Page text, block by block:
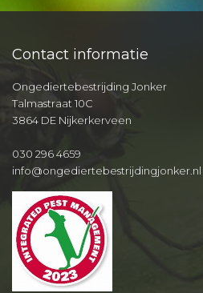
Contact informatie
Ongediertebestrijding Jonker
Talmastraat 10C
3864 DE Nijkerkerveen
030 296 4659
info@ongediertebestrijdingjonker.nl